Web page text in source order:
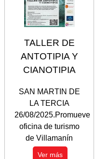
TALLER DE
ANTOTIPIA Y
CIANOTIPIA
SAN MARTIN DE
LA TERCIA
26/08/2025.Promueve
oficina de turismo
de Villamanín
Ver más